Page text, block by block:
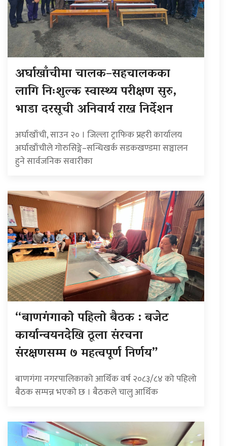
अर्घाखाँचीमा चालक–सहचालकका
लागि निःशुल्क स्वास्थ्य परीक्षण सुरु,
भाडा दरसूची अनिवार्य राख्न निर्देशन
अर्घाखाँची, साउन २० । जिल्ला ट्राफिक प्रहरी कार्यालय
अर्घाखाँचीले गोरुसिङ्गे–सन्धिखर्क सडकखण्डमा सञ्चालन
हुने सार्वजनिक सवारीका
“बाणगंगाको पहिलो बैठक : बजेट
कार्यान्वयनदेखि ठूला संरचना
संरक्षणसम्म ७ महत्वपूर्ण निर्णय”
बाणगंगा नगरपालिकाको आर्थिक वर्ष २०८३/८४ को पहिलो
बैठक सम्पन्न भएको छ । बैठकले चालु आर्थिक